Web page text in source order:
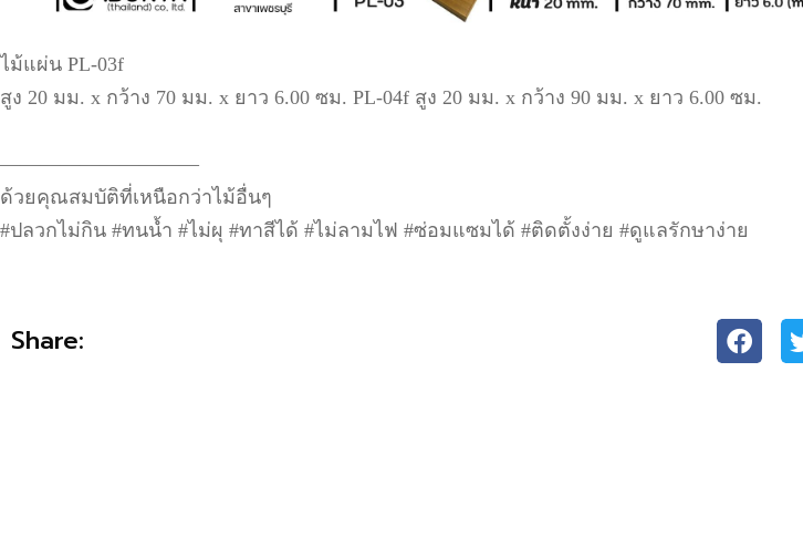
ไม้แผ่น PL-03f
สูง 20 มม. x กว้าง 70 มม. x ยาว 6.00 ซม. PL-04f สูง 20 มม. x กว้าง 90 มม. x ยาว 6.00 ซม.
——————————
ด้วยคุณสมบัติที่เหนือกว่าไม้อื่นๆ
#ปลวกไม่กิน #ทนน้ำ #ไม่ผุ #ทาสีได้ #ไม่ลามไฟ #ซ่อมแซมได้ #ติดตั้งง่าย #ดูแลรักษาง่าย
Share: